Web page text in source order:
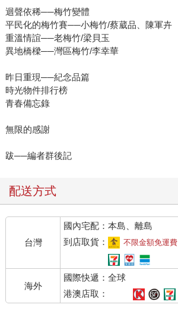
迴聲依稀──梅竹變體
平民化的梅竹賽──小梅竹/蔡葳品、陳軍卉
重溫情誼──老梅竹/梁貝玉
異地橋樑──灣區梅竹/李幸華
昨日重現──紀念品篇
時光物件排行榜
青春備忘錄
無限的感謝
跋──編者群後記
配送方式
台灣
國內宅配：本島、離島
到店取貨：
不限金額免運費
海外
國際快遞：全球
港澳店取：